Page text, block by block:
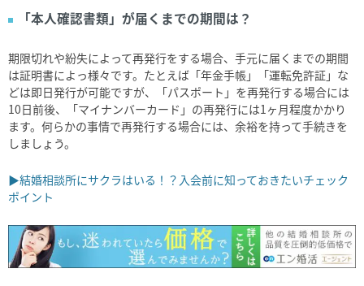
「本人確認書類」が届くまでの期間は？
期限切れや紛失によって再発行をする場合、手元に届くまでの期間
は証明書によっ様々です。たとえば「年金手帳」「運転免許証」な
どは即日発行が可能ですが、「パスポート」を再発行する場合には
10日前後、「マイナンバーカード」の再発行には1ヶ月程度かかり
ます。何らかの事情で再発行する場合には、余裕を持って手続きを
しましょう。
▶結婚相談所にサクラはいる！？入会前に知っておきたいチェック
ポイント